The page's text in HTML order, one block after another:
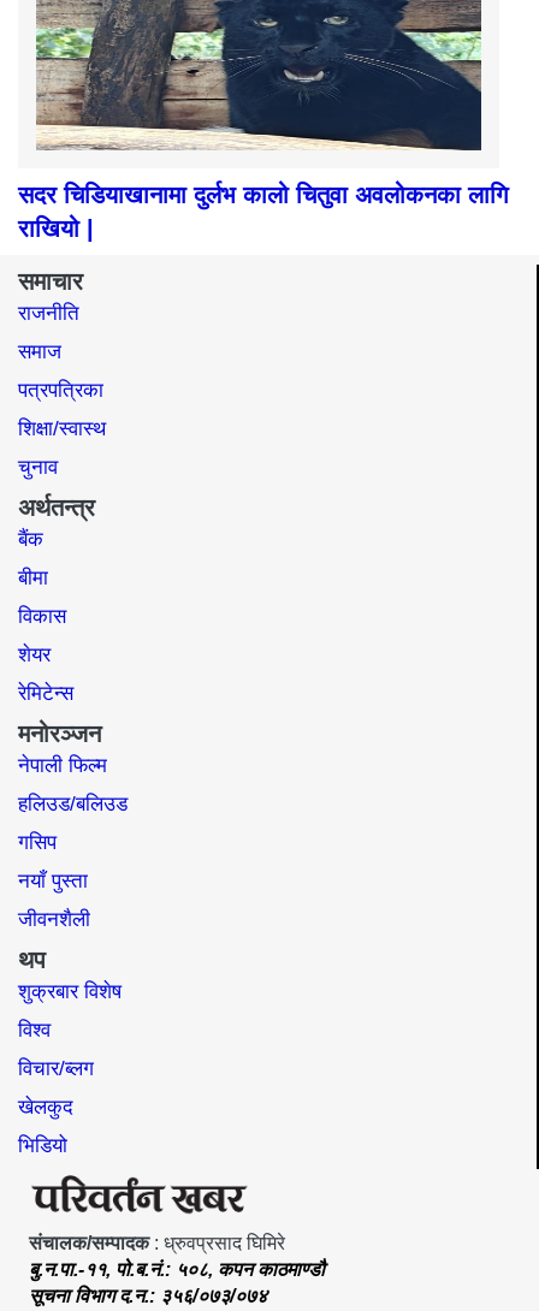
सदर चिडियाखानामा दुर्लभ कालो चितुवा अवलोकनका लागि
राखियो |
समाचार
राजनीति
समाज​
पत्रपत्रिका
शिक्षा/स्वास्थ
चुनाव
अर्थतन्त्र
बैंक
बीमा
विकास
शेयर
रेमिटेन्स
मनोरञ्जन
नेपाली फिल्म
हलिउड/बलिउड
गसिप
नयाँ पुस्ता
जीवनशैली
थप
शुक्रबार विशेष
विश्व
विचार/ब्लग
खेलकुद
भिडियो
संचालक/सम्पादक: ध्रुवप्रसाद घिमिरे
बु.न.पा.-११, पो.ब.नं.: ५०८, कपन काठमाण्डौ
सूचना विभाग द.न.: ३५६/०७३/०७४